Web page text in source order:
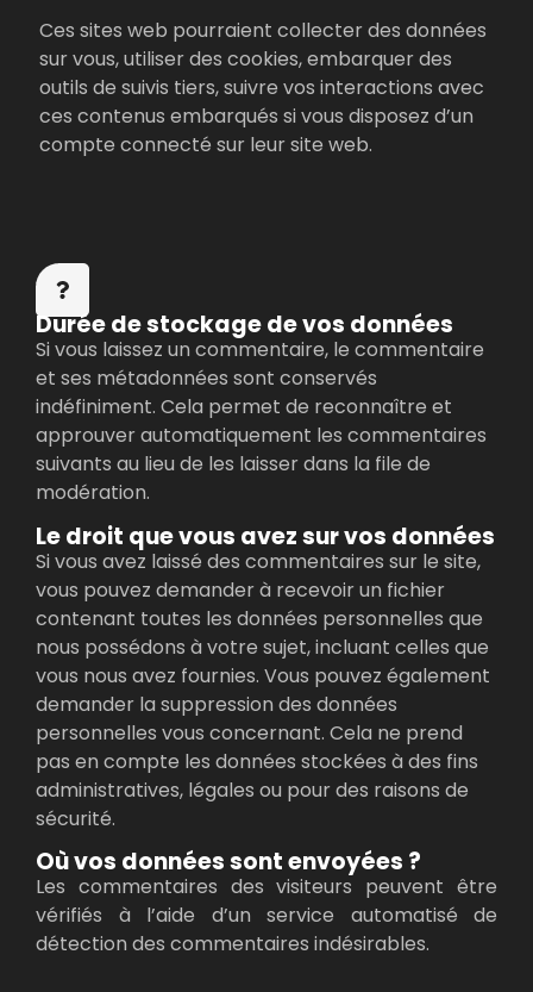
Ces sites web pourraient collecter des données
sur vous, utiliser des cookies, embarquer des
outils de suivis tiers, suivre vos interactions avec
ces contenus embarqués si vous disposez d’un
compte connecté sur leur site web.
Durée de stockage de vos données​
Si vous laissez un commentaire, le commentaire
et ses métadonnées sont conservés
indéfiniment. Cela permet de reconnaître et
approuver automatiquement les commentaires
suivants au lieu de les laisser dans la file de
modération.
Le droit que vous avez sur vos données
Si vous avez laissé des commentaires sur le site,
vous pouvez demander à recevoir un fichier
contenant toutes les données personnelles que
nous possédons à votre sujet, incluant celles que
vous nous avez fournies. Vous pouvez également
demander la suppression des données
personnelles vous concernant. Cela ne prend
pas en compte les données stockées à des fins
administratives, légales ou pour des raisons de
sécurité.
Où vos données sont envoyées ?​
Les commentaires des visiteurs peuvent être
vérifiés à l’aide d’un service automatisé de
détection des commentaires indésirables.